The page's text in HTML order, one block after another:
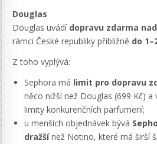
Douglas
Douglas uvádí dopravu zdarma nad
rámci České republiky přibližně do
Z toho vyplývá:
Sephora má limit pro dopravu
něco nižší než Douglas (699 Kč) a
limity konkurenčních parfumerií;
u menších objednávek bývá
dražšínež Notino, které má širší